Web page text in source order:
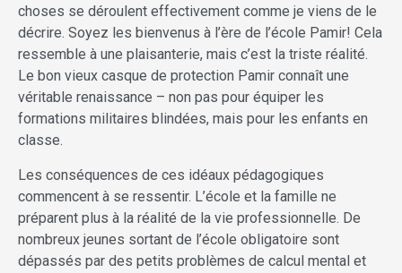
choses se déroulent effectivement comme je viens de le
décrire. Soyez les bienvenus à l’ère de l’école Pamir! Cela
ressemble à une plaisanterie, mais c’est la triste réalité.
Le bon vieux casque de protection Pamir connaît une
véritable renaissance – non pas pour équiper les
formations militaires blindées, mais pour les enfants en
classe.
Les conséquences de ces idéaux pédagogiques
commencent à se ressentir. L’école et la famille ne
préparent plus à la réalité de la vie professionnelle. De
nombreux jeunes sortant de l’école obligatoire sont
dépassés par des petits problèmes de calcul mental et